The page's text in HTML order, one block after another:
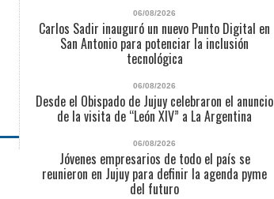
06/08/2026
Carlos Sadir inauguró un nuevo Punto Digital en
San Antonio para potenciar la inclusión
tecnológica
06/08/2026
Desde el Obispado de Jujuy celebraron el anuncio
de la visita de “León XIV” a La Argentina
06/08/2026
Jóvenes empresarios de todo el país se
reunieron en Jujuy para definir la agenda pyme
del futuro